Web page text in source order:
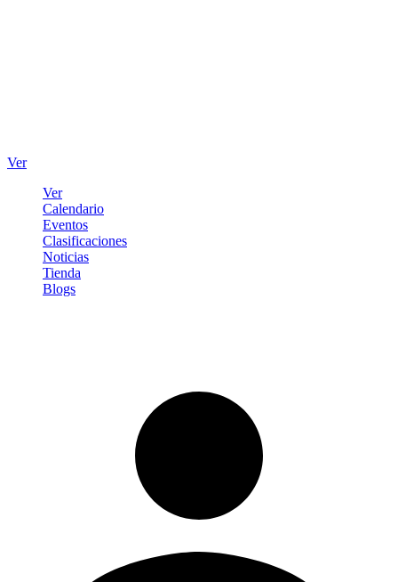
Ver
Ver
Calendario
Eventos
Clasificaciones
Noticias
Tienda
Blogs